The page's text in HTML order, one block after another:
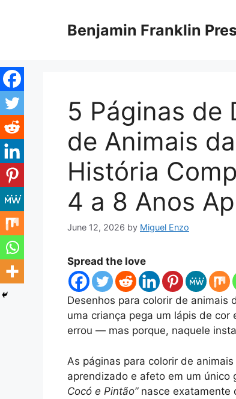
Benjamin Franklin
5 Páginas de
de Animais
História
4 a 8 Anos
June 12, 2026 by Miguel Enzo
Spread the love
Desenhos para colorir de animais
uma criança pega um lápis de
errou — mas porque, naquele
As páginas para colorir de
aprendizado e afeto em um único
Cocó e Pintão”nasce exatamente